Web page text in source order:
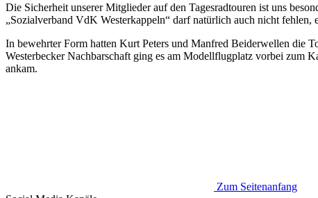
Die Sicherheit unserer Mitglieder auf den Tagesradtouren ist uns
„Sozialverband VdK Westerkappeln“ darf natürlich auch nicht
In bewehrter Form hatten Kurt Peters und Manfred Beiderwellen die
Westerbecker Nachbarschaft ging es am Modellflugplatz vorbei zum
ankam.
Zum Seitenanfang